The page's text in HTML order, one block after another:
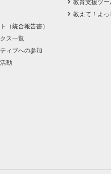
（統合報告書）
ス一覧
ィブへの参加
動
教育支援ツー
教えて！よっ